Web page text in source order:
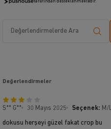
tarafından desteklenmektedir.
Değerlendirmeler
S** G** 30 Mayıs 2025 Seçenek: M/
dokusu herşeyi güzel fakat crop bu